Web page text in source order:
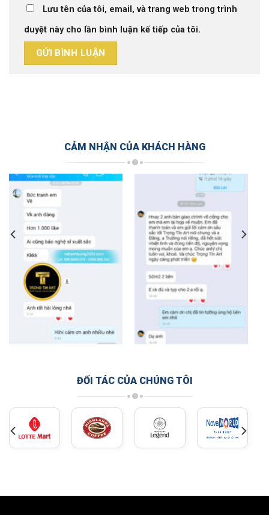
Lưu tên của tôi, email, và trang web trong trình
duyệt này cho lần bình luận kế tiếp của tôi.
CẢM NHẬN CỦA KHÁCH HÀNG
ĐỐI TÁC CỦA CHÚNG TÔI